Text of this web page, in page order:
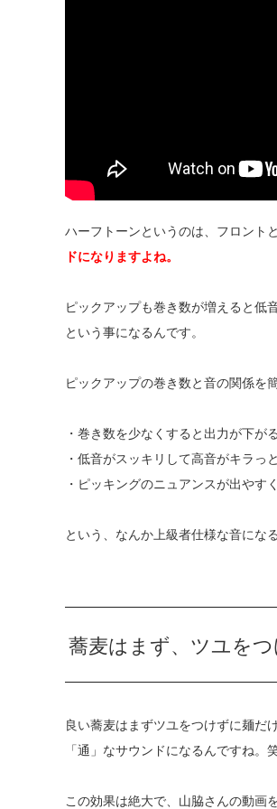
ハーフトーンというのは、フロント
ドになりますよね。
ピックアップも巻き数が増えると低
という事になるんです。
ピックアップの巻き数と音の関係を
・巻き数を少なくすると出力が下がる
・低音がスッキリして高音がキラっ
・ピッキングのニュアンスが出やす
という、なんか上級者仕様な音にな
蕎麦はまず、ツユをつ
良い蕎麦はまずツユをつけずに麺だ
「通」なサウンドになるんですね。
この効果は絶大で、山脇さんの動画